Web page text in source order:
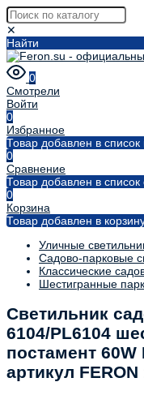
✕
Найти
0
Смотрели
Войти
0
Избранное
Товар добавлен в
0
Сравнение
Товар добавлен в список
0
Корзина
Товар добавлен в
Уличные
Садово-парковые
Классические
Шестигранные
Светильник
6104/PL6104
постамент
артикул FERON